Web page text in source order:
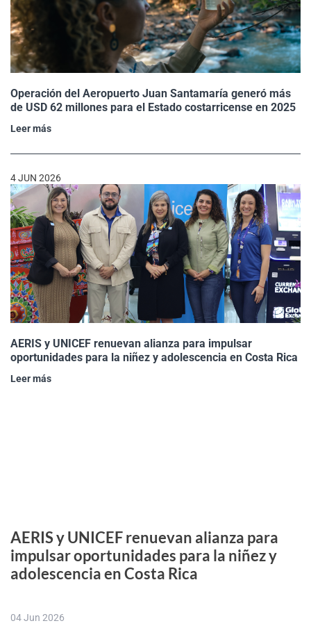
Operación del Aeropuerto Juan Santamaría generó más
de USD 62 millones para el Estado costarricense en 2025
Leer más
4 JUN 2026
AERIS y UNICEF renuevan alianza para impulsar
oportunidades para la niñez y adolescencia en Costa Rica
Leer más
AERIS y UNICEF renuevan alianza para
impulsar oportunidades para la niñez y
adolescencia en Costa Rica
04 Jun 2026